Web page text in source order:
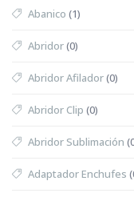
Abanico (1)
Abridor(0)
Abridor Afilador(0)
Abridor Clip (0)
Abridor Sublimación
Adaptador Enchufes